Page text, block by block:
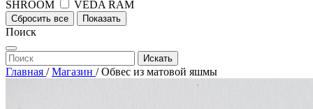
SHROOM
VEDA RAM
Сбросить все Показать
Поиск
Искать
Главная /Магазин /Обвес из матовой яшмы